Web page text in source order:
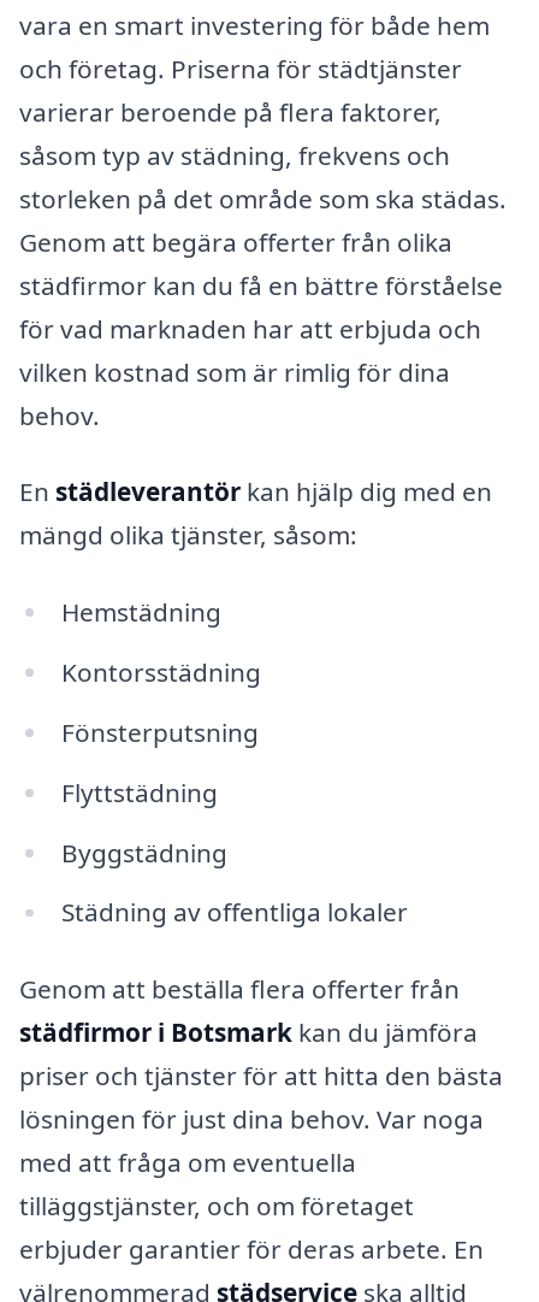
vara en smart investering för både hem
och företag. Priserna för städtjänster
varierar beroende på flera faktorer,
såsom typ av städning, frekvens och
storleken på det område som ska städas.
Genom att begära offerter från olika
städfirmor kan du få en bättre förståelse
för vad marknaden har att erbjuda och
vilken kostnad som är rimlig för dina
behov.
En städleverantör kan hjälp dig med en
mängd olika tjänster, såsom:
Hemstädning
Kontorsstädning
Fönsterputsning
Flyttstädning
Byggstädning
Städning av offentliga lokaler
Genom att beställa flera offerter från
städfirmor i Botsmark kan du jämföra
priser och tjänster för att hitta den bästa
lösningen för just dina behov. Var noga
med att fråga om eventuella
tilläggstjänster, och om företaget
erbjuder garantier för deras arbete. En
välrenommerad städservice ska alltid